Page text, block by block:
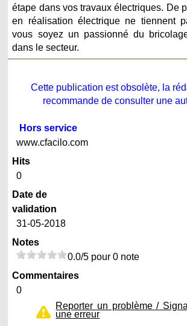
étape dans vos travaux électriques. De
en réalisation électrique ne tiennent
vous soyez un passionné du
dans le secteur.
Cette publication est obsolète, la
recommande de consulter une
Hors service
www.cfacilo.com
Hits
0
Date de
validation
31-05-2018
Notes
0.0/5 pour 0 note
Commentaires
0
Reporter un problème /
une erreur